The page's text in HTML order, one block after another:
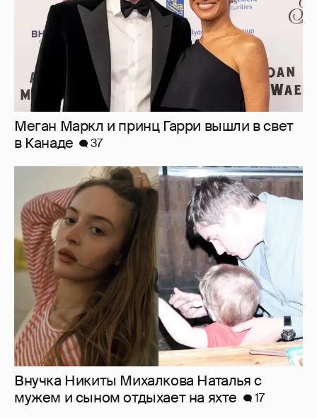
Меган Маркл и принц Гарри вышли в свет
в Канаде
37
Внучка Никиты Михалкова Наталья с
мужем и сыном отдыхает на яхте
17